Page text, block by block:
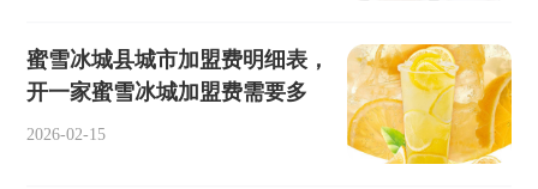
蜜雪冰城县城市加盟费明细表，
开一家蜜雪冰城加盟费需要多
2026-02-15